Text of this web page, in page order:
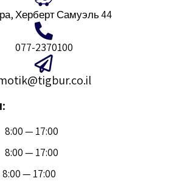
Херберт Самуэль 44
077-2370100
8:00 — 17:00
— 17:00
— 17:00